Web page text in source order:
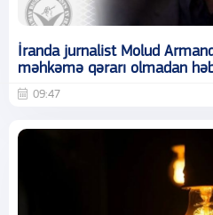
İranda jurnalist Molud
məhkəmə qərarı olmadan
09:47